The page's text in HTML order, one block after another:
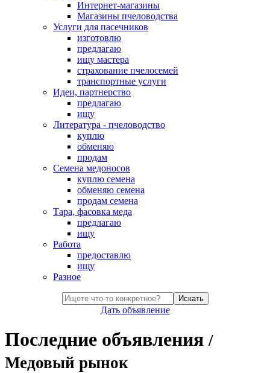
Интернет-магазины
Магазины пчеловодства
Услуги для пасечников
изготовлю
предлагаю
ищу мастера
страхование пчелосемей
транспортные услуги
Идеи, партнерство
предлагаю
ищу
Литература - пчеловодство
куплю
обменяю
продам
Семена медоносов
куплю семена
обменяю семена
продам семена
Тара, фасовка меда
предлагаю
ищу
Работа
предоставлю
ищу
Разное
Искать
Дать объявление
Последние объявления/
Медовый рынок